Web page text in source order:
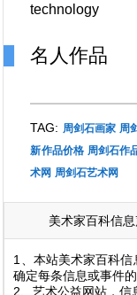
technology
名人作品
TAG: 周剑石画家 周
新作品价格 周剑石作
术网 周剑石艺术网
美术家百科信息
1、本站美术家百科
确定每条信息或事件
2、艺术公益网站，信